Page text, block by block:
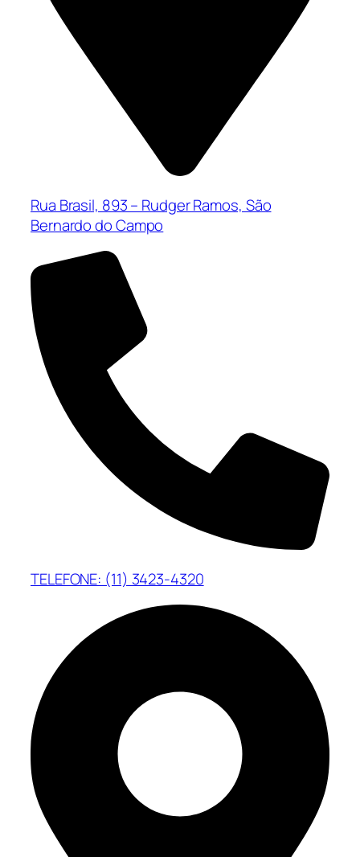
Rua Brasil, 893 – Rudger Ramos, São
Bernardo do Campo
TELEFONE: (11) 3423-4320